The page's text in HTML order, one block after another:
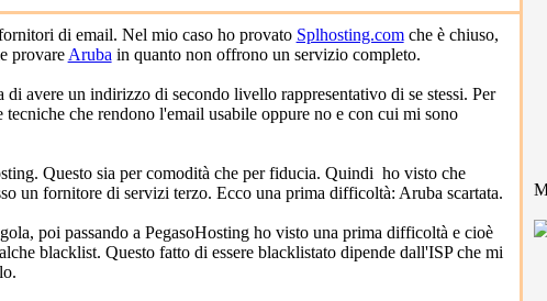
di email. Nel mio caso ho provato Splhosting.comche è chiuso,
provare Aruba in quanto non offrono un servizio completo.
avere un indirizzo di secondo livello rappresentativo di se stessi. Per
che rendono l'email usabile oppure no e con cui mi sono
Questo sia per comodità che per fiducia. Quindi ho visto che
un fornitore di servizi terzo. Ecco una prima difficoltà: Aruba scartata.
poi passando a PegasoHosting ho visto una prima difficoltà e cioè
blacklist. Questo fatto di essere blacklistato dipende dall'ISP che mi